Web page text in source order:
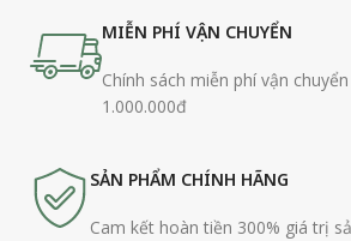
MIỄN PHÍ VẬN CHUYỂN
Chính sách miễn phí vận
1.000.000đ
SẢN PHẨM CHÍNH HÃNG
Cam kết hoàn tiền 300% giá trị